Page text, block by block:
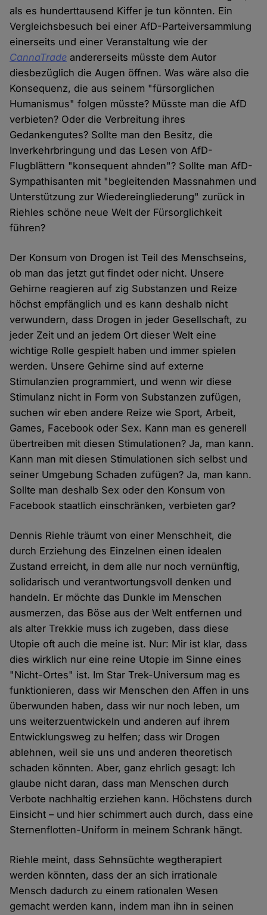
als es hunderttausend Kiffer je tun könnten. Ein
Vergleichsbesuch bei einer AfD-Parteiversammlung
einerseits und einer Veranstaltung wie der
CannaTrade andererseits müsste dem Autor
diesbezüglich die Augen öffnen. Was wäre also die
Konsequenz, die aus seinem "fürsorglichen
Humanismus" folgen müsste? Müsste man die AfD
verbieten? Oder die Verbreitung ihres
Gedankengutes? Sollte man den Besitz, die
Inverkehrbringung und das Lesen von AfD-
Flugblättern "konsequent ahnden"? Sollte man AfD-
Sympathisanten mit "begleitenden Massnahmen und
Unterstützung zur Wiedereingliederung" zurück in
Riehles schöne neue Welt der Fürsorglichkeit
führen?
Der Konsum von Drogen ist Teil des Menschseins,
ob man das jetzt gut findet oder nicht. Unsere
Gehirne reagieren auf zig Substanzen und Reize
höchst empfänglich und es kann deshalb nicht
verwundern, dass Drogen in jeder Gesellschaft, zu
jeder Zeit und an jedem Ort dieser Welt eine
wichtige Rolle gespielt haben und immer spielen
werden. Unsere Gehirne sind auf externe
Stimulanzien programmiert, und wenn wir diese
Stimulanz nicht in Form von Substanzen zufügen,
suchen wir eben andere Reize wie Sport, Arbeit,
Games, Facebook oder Sex. Kann man es generell
übertreiben mit diesen Stimulationen? Ja, man kann.
Kann man mit diesen Stimulationen sich selbst und
seiner Umgebung Schaden zufügen? Ja, man kann.
Sollte man deshalb Sex oder den Konsum von
Facebook staatlich einschränken, verbieten gar?
Dennis Riehle träumt von einer Menschheit, die
durch Erziehung des Einzelnen einen idealen
Zustand erreicht, in dem alle nur noch vernünftig,
solidarisch und verantwortungsvoll denken und
handeln. Er möchte das Dunkle im Menschen
ausmerzen, das Böse aus der Welt entfernen und
als alter Trekkie muss ich zugeben, dass diese
Utopie oft auch die meine ist. Nur: Mir ist klar, dass
dies wirklich nur eine reine Utopie im Sinne eines
"Nicht-Ortes" ist. Im Star Trek-Universum mag es
funktionieren, dass wir Menschen den Affen in uns
überwunden haben, dass wir nur noch leben, um
uns weiterzuentwickeln und anderen auf ihrem
Entwicklungsweg zu helfen; dass wir Drogen
ablehnen, weil sie uns und anderen theoretisch
schaden könnten. Aber, ganz ehrlich gesagt: Ich
glaube nicht daran, dass man Menschen durch
Verbote nachhaltig erziehen kann. Höchstens durch
Einsicht – und hier schimmert auch durch, dass eine
Sternenflotten-Uniform in meinem Schrank hängt.
Riehle meint, dass Sehnsüchte wegtherapiert
werden könnten, dass der an sich irrationale
Mensch dadurch zu einem rationalen Wesen
gemacht werden kann, indem man ihn in seinen